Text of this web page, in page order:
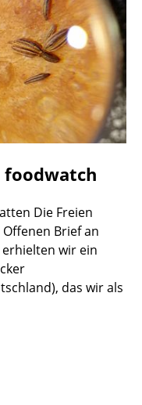
Die Freien
Brief an
wir ein
das wir als